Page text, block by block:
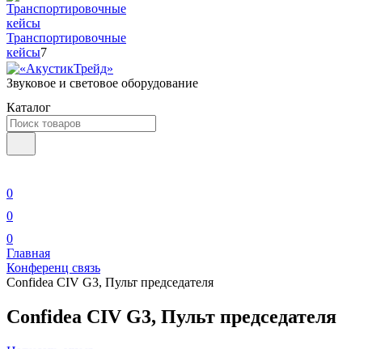
Транспортировочные
кейсы7
Звуковое и световое оборудование
Каталог
0
0
0
Главная
Конференц связь
Confidea CIV G3, Пульт председателя
Confidea CIV G3, Пульт председателя